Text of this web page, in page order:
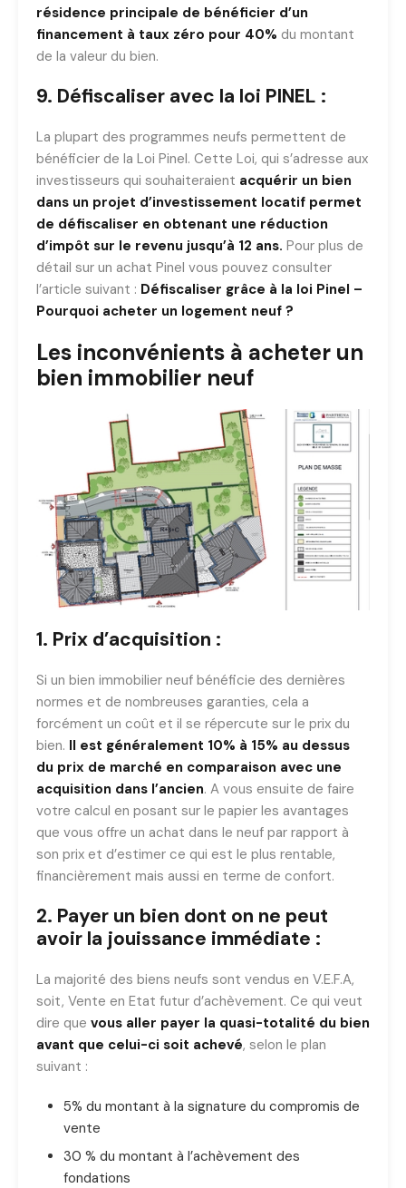
résidence principale de bénéficier d’un
financement à taux zéro pour 40% du montant
de la valeur du bien.
9. Défiscaliser avec la loi PINEL :
La plupart des programmes neufs permettent de
bénéficier de la Loi Pinel. Cette Loi, qui s’adresse aux
investisseurs qui souhaiteraient acquérir un bien
dans un projet d’investissement locatif permet
de défiscaliser en obtenant une réduction
d’impôt sur le revenu jusqu’à 12 ans. Pour plus de
détail sur un achat Pinel vous pouvez consulter
l’article suivant : Défiscaliser grâce à la loi Pinel –
Pourquoi acheter un logement neuf ?
Les inconvénients à acheter un
bien immobilier neuf
1. Prix d’acquisition :
Si un bien immobilier neuf bénéficie des dernières
normes et de nombreuses garanties, cela a
forcément un coût et il se répercute sur le prix du
bien. Il est généralement 10% à 15% au dessus
du prix de marché en comparaison avec une
acquisition dans l’ancien. A vous ensuite de faire
votre calcul en posant sur le papier les avantages
que vous offre un achat dans le neuf par rapport à
son prix et d’estimer ce qui est le plus rentable,
financièrement mais aussi en terme de confort.
2. Payer un bien dont on ne peut
avoir la jouissance immédiate :
La majorité des biens neufs sont vendus en V.E.F.A,
soit, Vente en Etat futur d’achèvement. Ce qui veut
dire que vous aller payer la quasi-totalité du bien
avant que celui-ci soit achevé, selon le plan
suivant :
5% du montant à la signature du compromis de
vente
30 % du montant à l’achèvement des
fondations